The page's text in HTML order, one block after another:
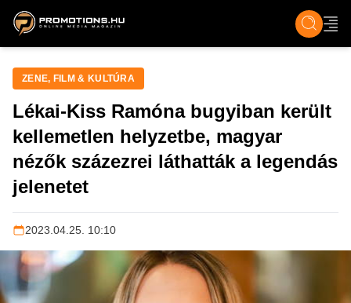
ZENE, FILM & KULT ÉLET TECH &
ZENE, FILM & KULTÚRA
Lékai-Kiss Ramóna bugyiban került
kellemetlen helyzetbe, magyar
nézők százezrei láthatták a legendás
jelenetet
2023.04.25. 10:10